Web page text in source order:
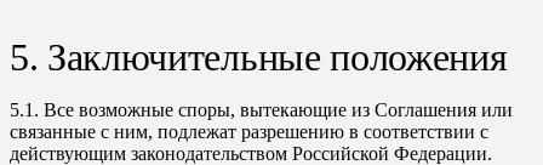
5. Заключительные положения
5.1. Все возможные споры, вытекающие из Соглашения или
связанные с ним, подлежат разрешению в соответствии с
действующим законодательством Российской Федерации.